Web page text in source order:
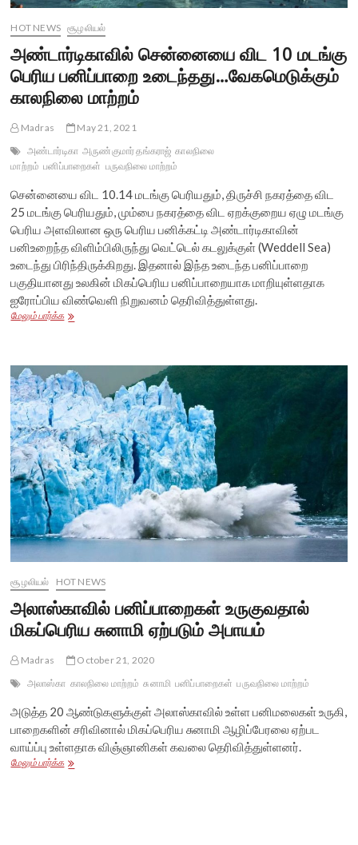
HOT NEWS சூழலியல்
அண்டார்டிகாவில் சென்னையை விட 10 மடங்கு
பெரிய பனிப்பாறை உடைந்தது…வேகமெடுக்கும்
காலநிலை மாற்றம்
Madras
May 21, 2021
அண்டார்டிகா அருண்குமார் தங்கராஜ் காலநிலை
மாற்றம் பனிப்பாறைகள் பருவநிலை மாற்றம்
சென்னையை விட 10.14 மடங்கு பெரியதும், திருச்சி நகரத்தை விட
25 மடங்கு பெரியதும், மும்பை நகரத்தை விட ஏறக்குறைய ஏழு மடங்கு
பெரிய அளவிலான ஒரு பெரிய பனிக்கட்டி அண்டார்டிகாவின்
பனிஉறைந்த விளிம்பிலிருந்து வெட்டெல் கடலுக்குள் (Weddell Sea)
உடைந்து பிரிந்திருக்கிறது. இதனால் இந்த உடைந்த பனிப்பாறை
பகுதியானது உலகின் மிகப்பெரிய பனிப்பாறையாக மாறியுள்ளதாக
ஐரோப்பிய விண்வெளி நிறுவனம் தெரிவித்துள்ளது.
மேலும் பார்க்கஅண்டார்டிகாவில்
மடங்கு
பெரிய
பனிப்பாறை
உடைந்தது…
வேகமெடுக்கும்
காலநிலை
மாற்றம்
சூழலியல் HOT NEWS
அலாஸ்காவில் பனிப்பாறைகள் உருகுவதால்
மிகப்பெரிய சுனாமி ஏற்படும் அபாயம்
Madras
October 21, 2020
அலாஸ்கா காலநிலை மாற்றம் சுனாமி பனிப்பாறைகள் பருவநிலை மாற்றம்
அடுத்த 20 ஆண்டுகளுக்குள் அலாஸ்காவில் உள்ள பனிமலைகள் உருகி,
பாறைகளின் சரிவினால் மிகப்பெரிய சுனாமி ஆழிப்பேரலை ஏற்பட
வாய்ப்பு உள்ளதாக விஞ்ஞானிகள் கவலை தெரிவித்துள்ளனர்.
மேலும் பார்க்கஅலாஸ்காவில்